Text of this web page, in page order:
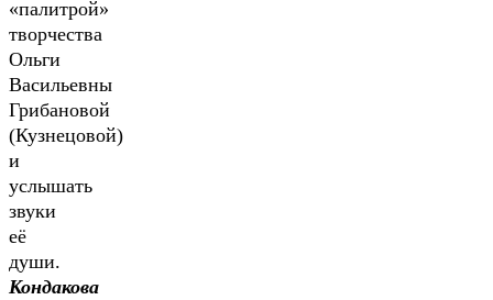
«палитрой»
творчества
Ольги
Васильевны
Грибановой
(Кузнецовой)
и
услышать
звуки
её
души.
Кондакова